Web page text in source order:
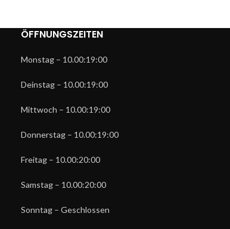
ÖFFNUNGSZEITEN
Monstag – 10.00:19:00
Deinstag – 10.00:19:00
Mittwoch – 10.00:19:00
Donnerstag – 10.00:19:00
Freitag – 10.00:20:00
Samstag – 10.00:20:00
Sonntag – Geschlossen